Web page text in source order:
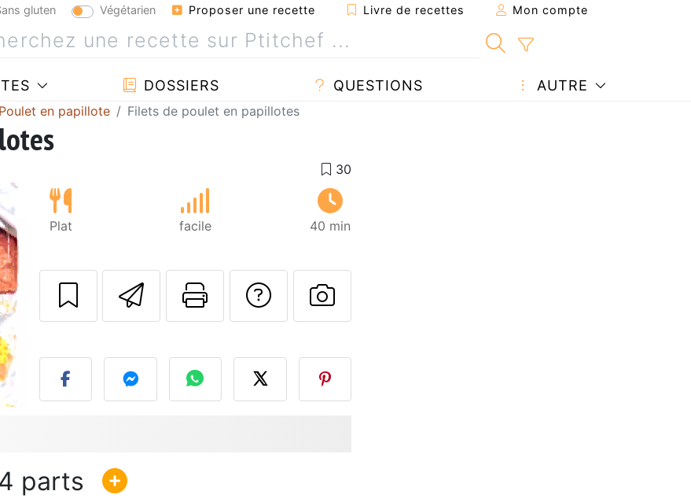
gluten Végétarien Proposer une recette Livre de recettes Mon compte
DOSSIERS QUESTIONS AUTRE
Poulet en papillote Filets de poulet en papillotes
Plat facile 40 min
Envoyer cette recette à un ami
Imprimer cette page
Poser une question à l'auteur
Publier votre photo de cette